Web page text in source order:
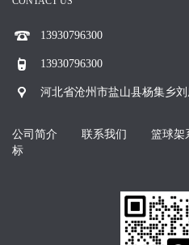
13930796300
13930796300
河北省沧州市盐山县杨集乡
公司简介 联系我们 篮球架
标